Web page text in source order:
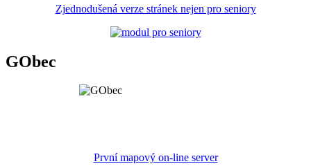
Zjednodušená verze stránek nejen pro seniory
GObec
První mapový on-line server